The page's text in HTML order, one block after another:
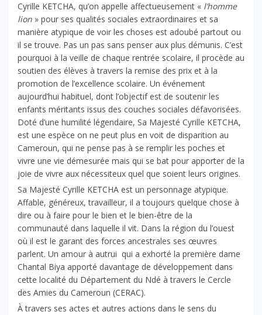
Cyrille KETCHA, qu’on appelle affectueusement « l’homme
lion » pour ses qualités sociales extraordinaires et sa
manière atypique de voir les choses est adoubé partout ou
il se trouve. Pas un pas sans penser aux plus démunis. C’est
pourquoi à la veille de chaque rentrée scolaire, il procède au
soutien des élèves à travers la remise des prix et à la
promotion de l’excellence scolaire. Un événement
aujourd’hui habituel, dont l’objectif est de soutenir les
enfants méritants issus des couches sociales défavorisées.
Doté d’une humilité légendaire, Sa Majesté Cyrille KETCHA,
est une espèce on ne peut plus en voit de disparition au
Cameroun, qui ne pense pas à se remplir les poches et
vivre une vie démesurée mais qui se bat pour apporter de la
joie de vivre aux nécessiteux quel que soient leurs origines.
Sa Majesté Cyrille KETCHA est un personnage atypique.
Affable, généreux, travailleur, il a toujours quelque chose à
dire ou à faire pour le bien et le bien-être de la
communauté dans laquelle il vit. Dans la région du l’ouest
où il est le garant des forces ancestrales ses œuvres
parlent. Un amour à autrui qui a exhorté la première dame
Chantal Biya apporté davantage de développement dans
cette localité du Département du Ndé à travers le Cercle
des Amies du Cameroun (CERAC).
À travers ses actes et autres actions dans le sens du